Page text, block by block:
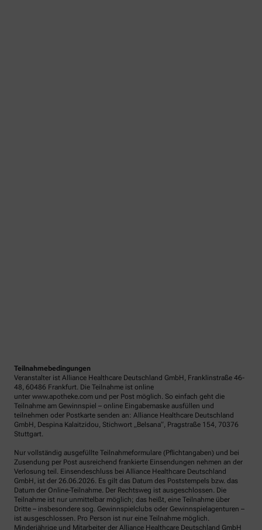
Teilnahmebedingungen
Veranstalter ist Alliance Healthcare Deutschland GmbH, Franklinstraße 46-
48, 60486 Frankfurt. Die Teilnahme ist online
unter www.apotheke.com und per Post möglich. So einfach geht die
Teilnahme am Gewinnspiel – online Eingabemaske ausfüllen und
teilnehmen oder Postkarte senden an: Alliance Healthcare Deutschland
GmbH, Despina Kalaitzidou, Stichwort „Belsana“, Pragstraße 154, 70376
Stuttgart.
Nur vollständig ausgefüllte Teilnahmeformulare (Pflichtangaben) und bei
Zusendung per Post ausreichend frankierte Einsendungen nehmen an der
Verlosung teil. Einsendeschluss bei Alliance Healthcare Deutschland
GmbH, ist der 26.06.2026. Es gilt das Datum des Poststempels bzw. das
Datum der Online-Teilnahme. Der Rechtsweg ist ausgeschlossen. Die
Teilnahme ist nur unmittelbar möglich; das heißt, eine Teilnahme über
Dritte – insbesondere sog. Gewinnspielclubs oder Gewinnspielagenturen –
ist ausgeschlossen. Pro Person ist nur eine Teilnahme möglich.
Minderjährige und Mitarbeiter der Alliance Healthcare Deutschland GmbH